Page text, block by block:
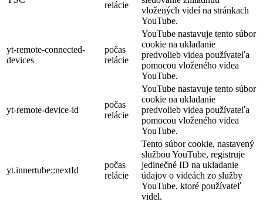
relácie
vložených videí na stránkach
YouTube.
yt-remote-connected-
devices
počas
relácie
YouTube nastavuje tento súbor
cookie na ukladanie
predvolieb videa používateľa
pomocou vloženého videa
YouTube.
yt-remote-device-id
počas
relácie
YouTube nastavuje tento súbor
cookie na ukladanie
predvolieb videa používateľa
pomocou vloženého videa
YouTube.
yt.innertube::nextId
počas
relácie
Tento súbor cookie, nastavený
službou YouTube, registruje
jedinečné ID na ukladanie
údajov o videách zo služby
YouTube, ktoré používateľ
videl.